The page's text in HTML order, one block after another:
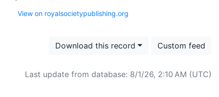
View on royalsocietypublishing.org
Download this record Custom feed
Last update from database: 8/1/26, 2:10 AM (UTC)